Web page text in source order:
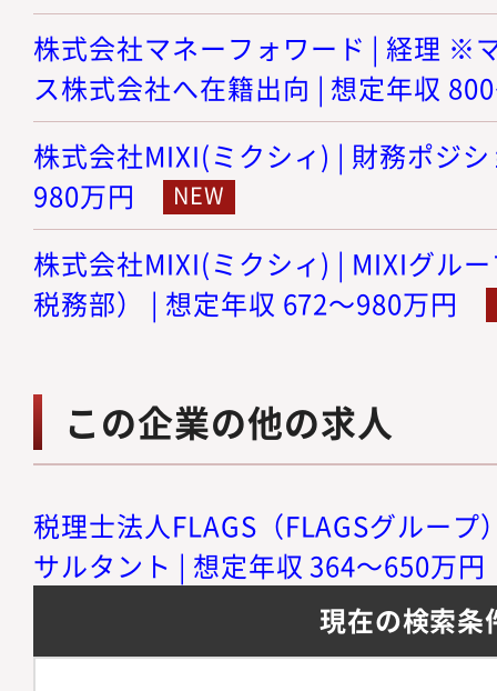
株式会社マネーフォワード | 経理 ※
ス株式会社へ在籍出向 | 想定年収
株式会社MIXI(ミクシィ) | 財務ポジ
980万円
株式会社MIXI(ミクシィ) | MIXIグル
税務部） | 想定年収 672～980万円
この企業の他の求人
税理士法人FLAGS（FLAGSグルー
サルタント | 想定年収 364～650万円
現在の検索条